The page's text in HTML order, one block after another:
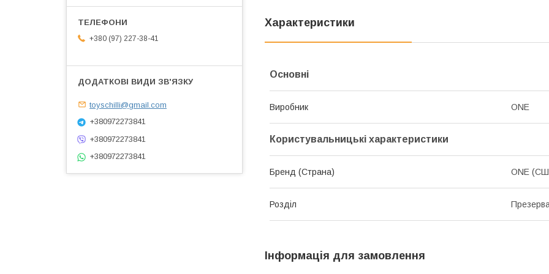
Характеристики
Основні
Виробник ONE
Користувальницькі характеристики
Бренд (Страна) ONE
Розділ
Інформація для замовлення
+380 (97) 227-38-41
toyschilli@gmail.com
+380972273841
+380972273841
+380972273841